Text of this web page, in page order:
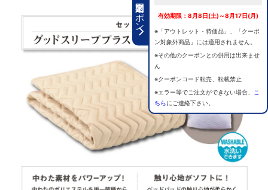
期間限定クーポン 有効期限：8月8日(土)～8月17日(月)
※「アウトレット・特価品」、「クーポ
ン対象外商品」には適用されません。
※その他のクーポンとの併用は出来ませ
ん
※クーポンコード転売、転載禁止
※エラー等でご注文ができない場合、
こ
ちらにご連絡下さい。